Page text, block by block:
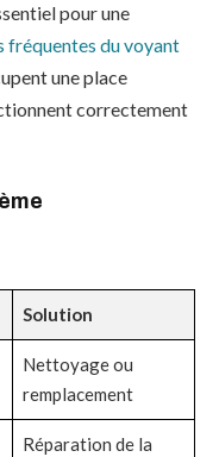
pour une
fréquentes du voyant
une place
correctement
Solution
Nettoyage ou
remplacement
Réparation de la